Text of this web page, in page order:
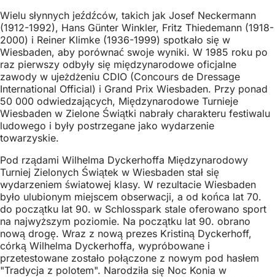
Wielu słynnych jeźdźców, takich jak Josef Neckermann
(1912-1992), Hans Günter Winkler, Fritz Thiedemann (1918-
2000) i Reiner Klimke (1936-1999) spotkało się w
Wiesbaden, aby porównać swoje wyniki. W 1985 roku po
raz pierwszy odbyły się międzynarodowe oficjalne
zawody w ujeżdżeniu CDIO (Concours de Dressage
International Official) i Grand Prix Wiesbaden. Przy ponad
50 000 odwiedzających, Międzynarodowe Turnieje
Wiesbaden w Zielone Świątki nabrały charakteru festiwalu
ludowego i były postrzegane jako wydarzenie
towarzyskie.
Pod rządami Wilhelma Dyckerhoffa Międzynarodowy
Turniej Zielonych Świątek w Wiesbaden stał się
wydarzeniem światowej klasy. W rezultacie Wiesbaden
było ulubionym miejscem obserwacji, a od końca lat 70.
do początku lat 90. w Schlosspark stale oferowano sport
na najwyższym poziomie. Na początku lat 90. obrano
nową drogę. Wraz z nową prezes Kristiną Dyckerhoff,
córką Wilhelma Dyckerhoffa, wypróbowane i
przetestowane zostało połączone z nowym pod hasłem
"Tradycja z polotem". Narodziła się Noc Konia w